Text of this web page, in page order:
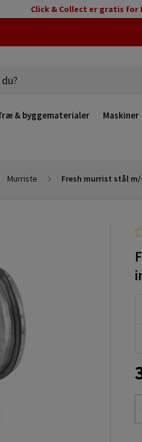
Click & Collect er gratis for
& byggematerialer Maskiner
Murriste Fresh murrist stål